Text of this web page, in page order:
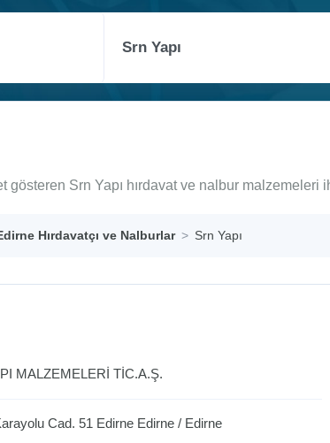
gösteren Srn Yapı hırdavat ve nalbur malzemeleri
Hırdavatçı ve Nalburlar Srn Yapı
MALZEMELERİ TİC.A.Ş.
Cad. 51 Edirne Edirne / Edirne